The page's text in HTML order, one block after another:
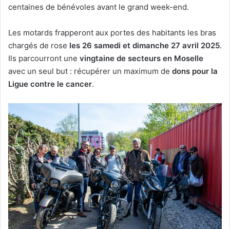
centaines de bénévoles avant le grand week-end.
Les motards frapperont aux portes des habitants les bras
chargés de rose les 26 samedi et dimanche 27 avril 2025.
Ils parcourront une vingtaine de secteurs en Moselle
avec un seul but : récupérer un maximum de dons pour la
Ligue contre le cancer.